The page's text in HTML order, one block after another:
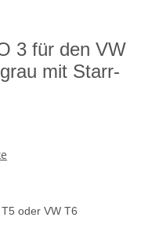
3 für den VW
mit Starr-
oder VW T6